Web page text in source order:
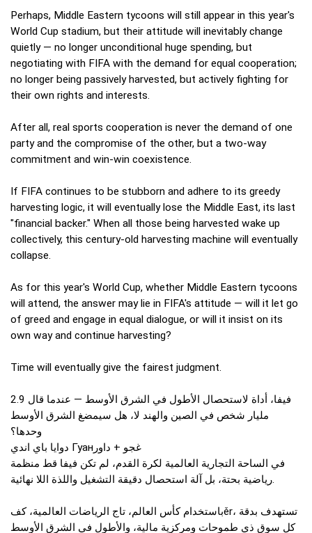
Perhaps, Middle Eastern tycoons will still appear in this year's
World Cup stadium, but their attitude will inevitably change
quietly — no longer unconditional huge spending, but
negotiating with FIFA with the demand for equal cooperation;
no longer being passively harvested, but actively fighting for
their own rights and interests.
After all, real sports cooperation is never the demand of one
party and the compromise of the other, but a two-way
commitment and win-win coexistence.
If FIFA continues to be stubborn and adhere to its greedy
harvesting logic, it will eventually lose the Middle East, its last
"financial backer." When all those being harvested wake up
collectively, this century-old harvesting machine will eventually
collapse.
As for this year's World Cup, whether Middle Eastern tycoons
will attend, the answer may lie in FIFA's attitude — will it let go
of greed and engage in equal dialogue, or will it insist on its
own way and continue harvesting?
Time will eventually give the fairest judgment.
فيفا، أداة لاستحصال الأطول في الشرق الأوسط — عندما قال 2.9
مليار شخص في الصين والهند لا، هل سيمضغ الشرق الأوسط
وحدها؟
دوايا باي اندي Гуанغجو + داور
في الساحة التجارية العالمية لكرة القدم، لم تكن فيفا قط منظمة
رياضية بحتة، بل آلة استحصال دقيقة التشغيل واللذة اللا نهائية.
باستخدام كأس العالم، تاج الرياضات العالمية، كفěr، تستهدف بدقة
كل سوق ذي طموحات ومركزية مالية، والأطول في الشرق الأوسط